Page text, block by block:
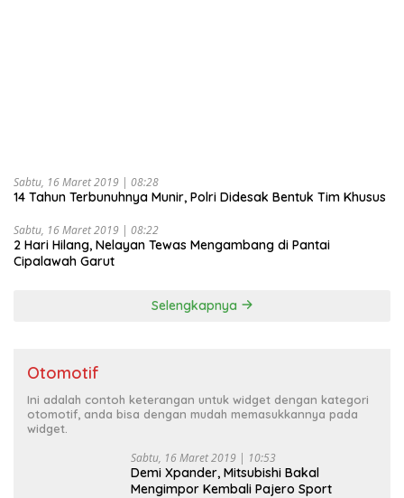
Sabtu, 16 Maret 2019 | 08:28
14 Tahun Terbunuhnya Munir, Polri Didesak Bentuk Tim Khusus
Sabtu, 16 Maret 2019 | 08:22
2 Hari Hilang, Nelayan Tewas Mengambang di Pantai
Cipalawah Garut
Selengkapnya
Otomotif
Ini adalah contoh keterangan untuk widget dengan kategori
otomotif, anda bisa dengan mudah memasukkannya pada
widget.
Sabtu, 16 Maret 2019 | 10:53
Demi Xpander, Mitsubishi Bakal
Mengimpor Kembali Pajero Sport